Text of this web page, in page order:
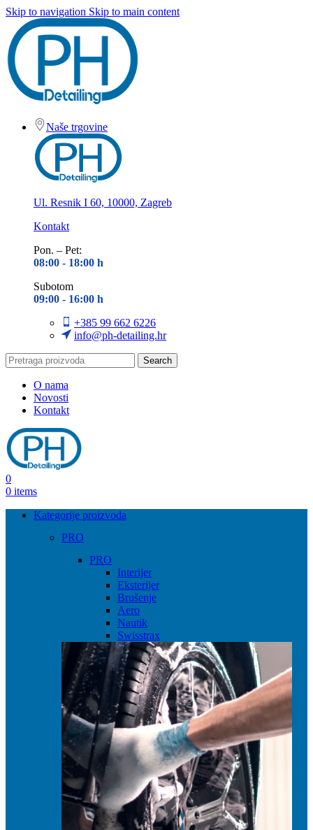
Skip to navigation Skip to main content
Naše trgovine
Ul. Resnik I 60, 10000, Zagreb
Kontakt
Pon. – Pet:
08:00 - 18:00 h
Subotom
09:00 - 16:00 h
+385 99 662 6226
info@ph-detailing.hr
Search
O nama
Novosti
Kontakt
0
0 items
Kategorije proizvoda
PRO
PRO
Interijer
Eksterijer
Brušenje
Aero
Nautik
Swisstrax